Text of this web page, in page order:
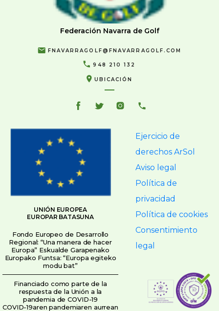
Federación Navarra de Golf
FNAVARRAGOLF@FNAVARRAGOLF.COM
948 210 132
UBICACIÓN
UNIÓN EUROPEA
EUROPAR BATASUNA
Fondo Europeo de Desarrollo
Regional: “Una manera de hacer
Europa” Eskualde Garapenako
Europako Funtsa: “Europa egiteko
modu bat”
Financiado como parte de la
respuesta de la Unión a la
pandemia de COVID-19
COVID-19aren pandemiaren aurrean
Ejercicio de
derechos ArSol
Aviso legal
Política de
privacidad
Política de cookies
Consentimiento
legal